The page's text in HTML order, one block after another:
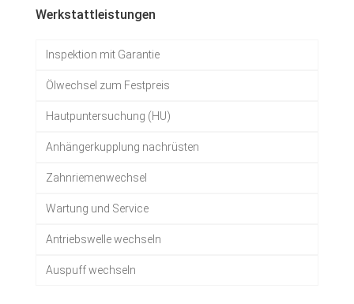
Werkstattleistungen
Inspektion mit Garantie
Ölwechsel zum Festpreis
Hautpuntersuchung (HU)
Anhängerkupplung nachrüsten
Zahnriemenwechsel
Wartung und Service
Antriebswelle wechseln
Auspuff wechseln